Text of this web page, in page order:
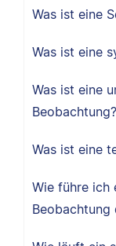
Was ist eine
Was ist eine
Was ist eine
Beobachtung?
Was ist eine
Wie führe ich
Beobachtung